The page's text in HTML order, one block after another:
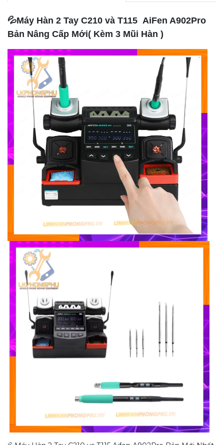
💦Máy Hàn 2 Tay C210 và T115 AiFen A902Pro
Bản Nâng Cấp Mới( Kèm 3 Mũi Hàn )